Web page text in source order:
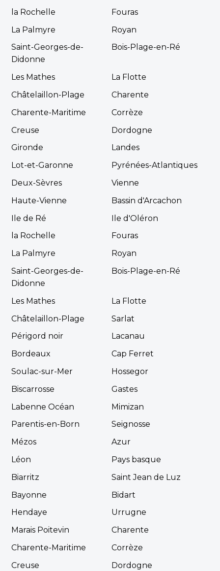
la Rochelle
Fouras
La Palmyre
Royan
Saint-Georges-de-
Didonne
Bois-Plage-en-Ré
Les Mathes
La Flotte
Châtelaillon-Plage
Charente
Charente-Maritime
Corrèze
Creuse
Dordogne
Gironde
Landes
Lot-et-Garonne
Pyrénées-Atlantiques
Deux-Sèvres
Vienne
Haute-Vienne
Bassin d'Arcachon
Ile de Ré
Ile d'Oléron
la Rochelle
Fouras
La Palmyre
Royan
Saint-Georges-de-
Didonne
Bois-Plage-en-Ré
Les Mathes
La Flotte
Châtelaillon-Plage
Sarlat
Périgord noir
Lacanau
Bordeaux
Cap Ferret
Soulac-sur-Mer
Hossegor
Biscarrosse
Gastes
Labenne Océan
Mimizan
Parentis-en-Born
Seignosse
Mézos
Azur
Léon
Pays basque
Biarritz
Saint Jean de Luz
Bayonne
Bidart
Hendaye
Urrugne
Marais Poitevin
Charente
Charente-Maritime
Corrèze
Creuse
Dordogne